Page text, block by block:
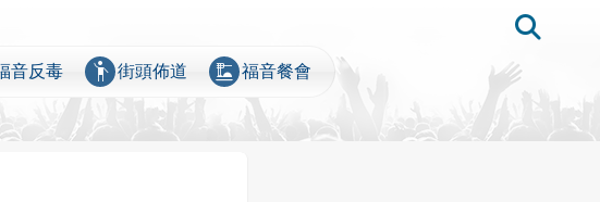
音反毒 emoji_people 街頭佈道 dinner_dining 福音餐會